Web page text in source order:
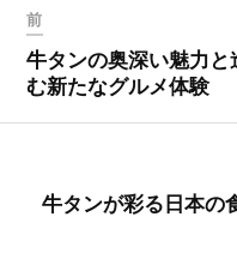
前
牛タンの奥深い魅力
む新たなグルメ体験
牛タンが彩る日本の